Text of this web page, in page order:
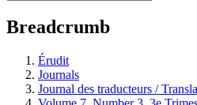
Breadcrumb
Érudit
Journals
Journal des traducteurs /